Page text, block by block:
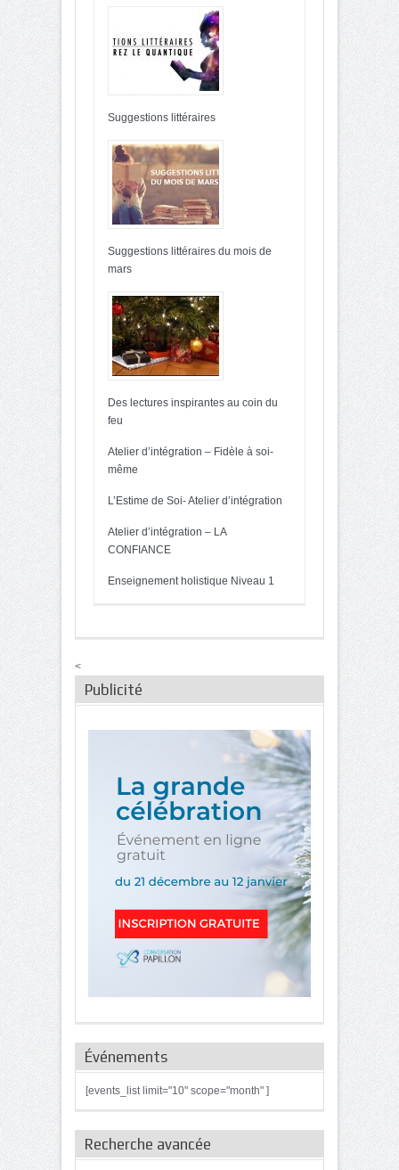
Suggestions littéraires
Suggestions littéraires du mois de
mars
Des lectures inspirantes au coin du
feu
Atelier d’intégration – Fidèle à soi-
même
L’Estime de Soi- Atelier d’intégration
Atelier d’intégration – LA
CONFIANCE
Enseignement holistique Niveau 1
<
Publicité
Événements
[events_list limit="10" scope="month" ]
Recherche avancée